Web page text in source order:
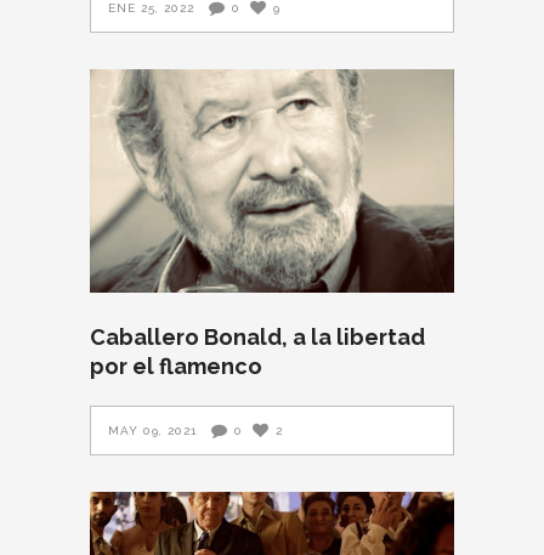
ENE 25, 2022 0 9
Caballero Bonald, a la libertad
por el flamenco
MAY 09, 2021 0 2